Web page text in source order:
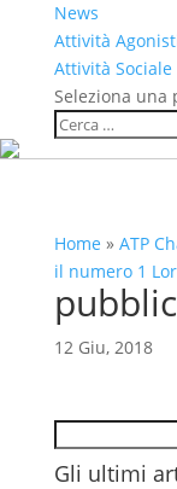
News
Attività
Attività Sociale
Seleziona una
Home » ATP
il numero 1
12 Giu, 2018
Cerca
Gli ultimi